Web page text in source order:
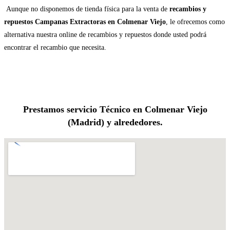
Aunque no disponemos de tienda física para la venta de recambios y
repuestos Campanas Extractoras en Colmenar Viejo, le ofrecemos como
alternativa nuestra online de recambios y repuestos donde usted podrá
encontrar el recambio que necesita.
Prestamos servicio Técnico en Colmenar Viejo
(Madrid) y alrededores.